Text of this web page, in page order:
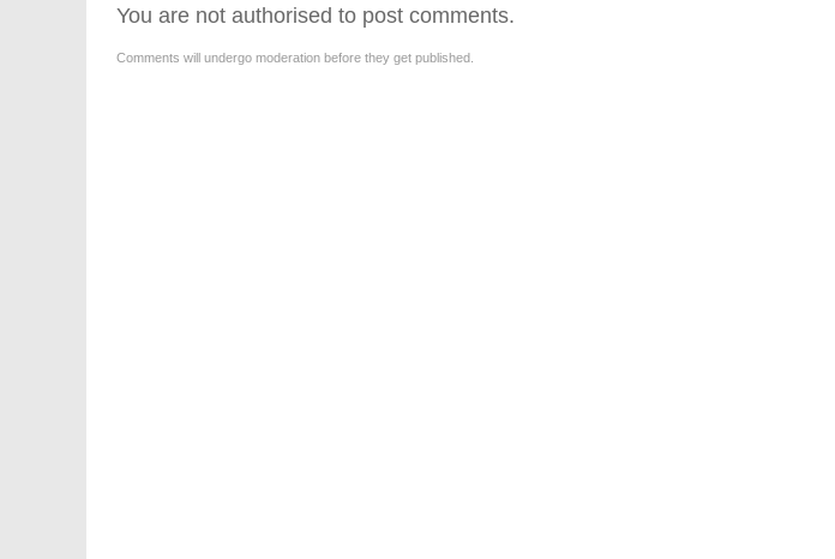
You are not authorised to post comments.
Comments will undergo moderation before they get published.